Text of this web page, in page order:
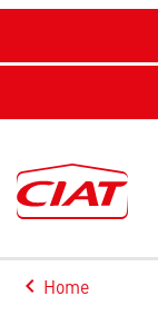
keyboard_arrow_left
Arrow
Home